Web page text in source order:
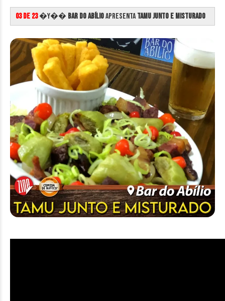
03 de 23�Y�� Bar do AbílioapresentaTamu Junto e Misturado